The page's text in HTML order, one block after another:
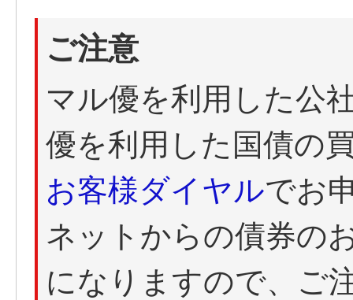
ご注意
マル優を利用した公
優を利用した国債の
お客様ダイヤルでお
ネットからの債券の
になりますので、ご